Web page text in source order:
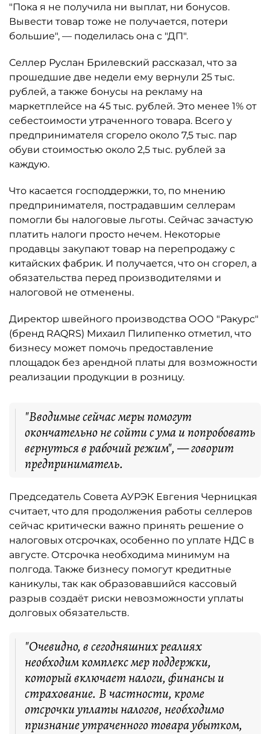
"Пока я не получила ни выплат, ни бонусов.
Вывести товар тоже не получается, потери
большие", — поделилась она с "ДП".
Селлер Руслан Брилевский рассказал, что за
прошедшие две недели ему вернули 25 тыс.
рублей, а также бонусы на рекламу на
маркетплейсе на 45 тыс. рублей. Это менее 1% от
себестоимости утраченного товара. Всего у
предпринимателя сгорело около 7,5 тыс. пар
обуви стоимостью около 2,5 тыс. рублей за
каждую.
Что касается господдержки, то, по мнению
предпринимателя, пострадавшим селлерам
помогли бы налоговые льготы. Сейчас зачастую
платить налоги просто нечем. Некоторые
продавцы закупают товар на перепродажу с
китайских фабрик. И получается, что он сгорел, а
обязательства перед производителями и
налоговой не отменены.
Директор швейного производства ООО "Ракурс"
(бренд RAQRS) Михаил Пилипенко отметил, что
бизнесу может помочь предоставление
площадок без арендной платы для возможности
реализации продукции в розницу.
"Вводимые сейчас меры помогут
окончательно не сойти с ума и попробовать
вернуться в рабочий режим", — говорит
предприниматель.
Председатель Совета АУРЭК Евгения Черницкая
считает, что для продолжения работы селлеров
сейчас критически важно принять решение о
налоговых отсрочках, особенно по уплате НДС в
августе. Отсрочка необходима минимум на
полгода. Также бизнесу помогут кредитные
каникулы, так как образовавшийся кассовый
разрыв создаёт риски невозможности уплаты
долговых обязательств.
"Очевидно, в сегодняшних реалиях
необходим комплекс мер поддержки,
который включает налоги, финансы и
страхование. В частности, кроме
отсрочки уплаты налогов, необходимо
признание утраченного товара убытком,